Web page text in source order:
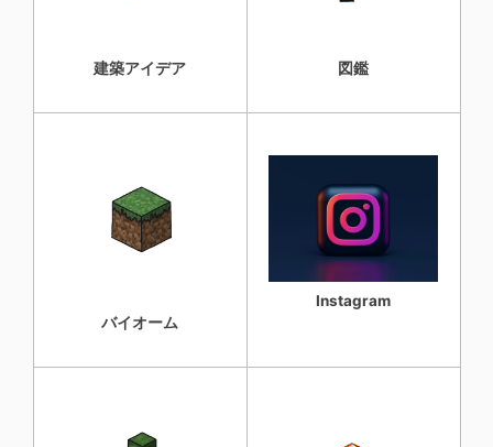
建築アイデア 図鑑
バイオーム
Instagram